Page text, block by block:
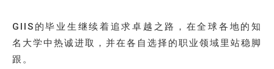
GIIS的毕业生继续着追求卓越之路，在全球各地的知
名大学中热诚进取，并在各自选择的职业领域里站稳脚
跟。